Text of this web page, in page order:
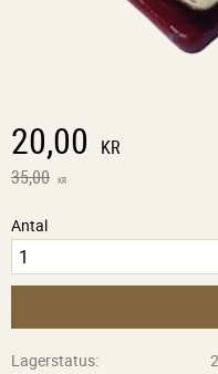
Nedsatt pris:
20,00
KR
Ordinarie pris:
35,00 KR
Antal
Lagerstatus